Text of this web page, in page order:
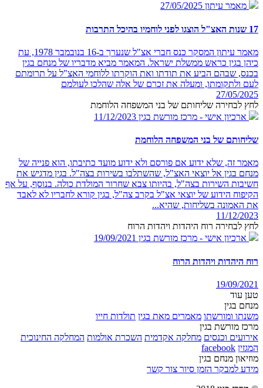
מאמר עיתון 27/05/2025
17 שנות האצ"ל הוצגו לפני לוחמיו בהיכל התרבות
מאמר עיתון המסקר כנס חברי אצ"ל שנערך ב-16 בנובמבר 1978, עת
כיהן בגין כראש ממשלת ישראל. המאמר מביא מדבריו של מנחם בגין
בכנס, שבהם הביע את תודתו ואת הוקרתו ללוחמי האצ"ל על תרומתם
לעם ולתקומתו, ומעלה את זכרם של אלה שהלכו לעולמם
27/05/2025
לחץ לבחירה שליחותם של בני המשפחה הלוחמת
ארכיון אישי - מרכז מורשת בגין 11/12/2023
שליחותם של בני המשפחה הלוחמת
מאמר זה, שלא ידוע אם פורסם ולא ידוע מועד כתיבתו, הוא פנייה של
מנחם בגין אל יוצאי האצ"ל, שהשתלבו בשירות בצה"ל. בגין מדגיש את
חשיבות השירות בצה"ל, בהיותו צבא שחרור המולדת כולה. בנוסף, על אף
הקיפוח הידוע של יוצאי אצ"ל בקרב צה"ל, בגין קורא לחבריו לא לאבד
את האמונה בשליחות, שהיא...
11/12/2023
לחץ לבחירה רוח היהדות ויהדות הרוח
ארכיון אישי - מרכז מורשת בגין 19/09/2021
רוח היהדות ויהדות הרוח
19/09/2021
טען עוד
מנחם בגין
משנתו ומורשתו מאמרים מאת בגין תולדות חייו
מרכז מורשת בגין
אירועים וכנסים מחלקה אקדמית השכרת אולמות המחלקה החינוכית
המגזין facebook
מוזיאון מנחם בגין
מידע למבקר הזמן סיור צור קשר